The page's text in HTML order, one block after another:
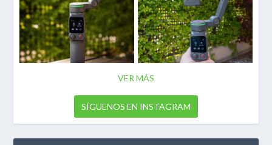
VER MÁS
SÍGUENOS EN INSTAGRAM